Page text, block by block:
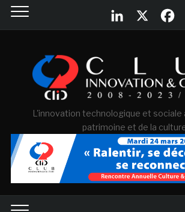
L'innovation technologique et sociale
patrimoine et de la